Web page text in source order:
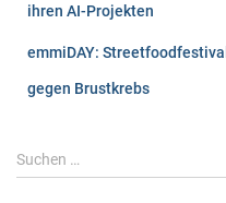
ihren AI-Projekten
emmiDAY:
gegen Brustkrebs
S
u
Suchen …